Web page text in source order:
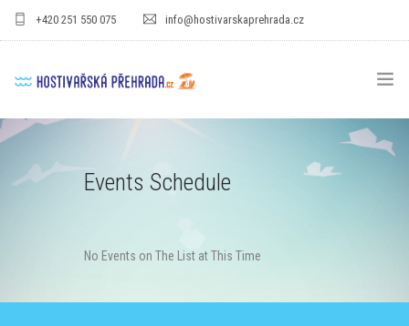
+420 251 550 075 info@hostivarskaprehrada.cz
Events Schedule
No Events on The List at This Time